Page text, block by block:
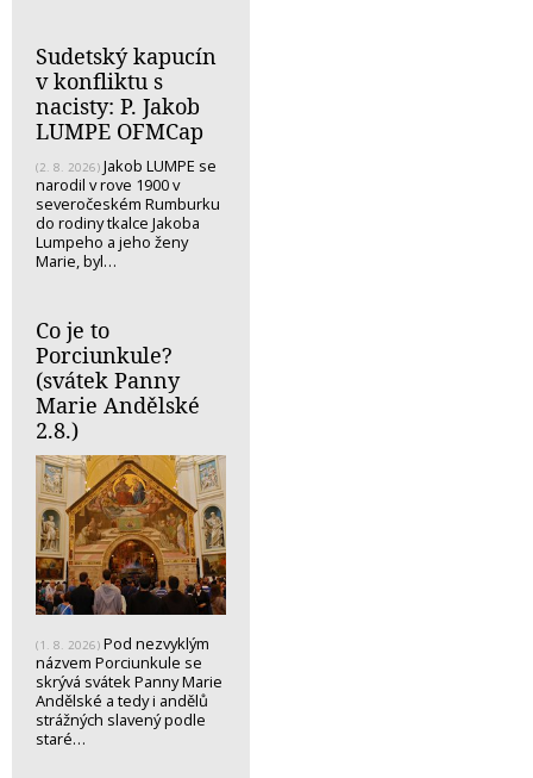
Sudetský kapucín
v konfliktu s
nacisty: P. Jakob
LUMPE OFMCap
(2. 8. 2026) Jakob LUMPE se
narodil v rove 1900 v
severočeském Rumburku
do rodiny tkalce Jakoba
Lumpeho a jeho ženy
Marie, byl…
Co je to
Porciunkule?
(svátek Panny
Marie Andělské
2.8.)
(1. 8. 2026) Pod nezvyklým
názvem Porciunkule se
skrývá svátek Panny Marie
Andělské a tedy i andělů
strážných slavený podle
staré…